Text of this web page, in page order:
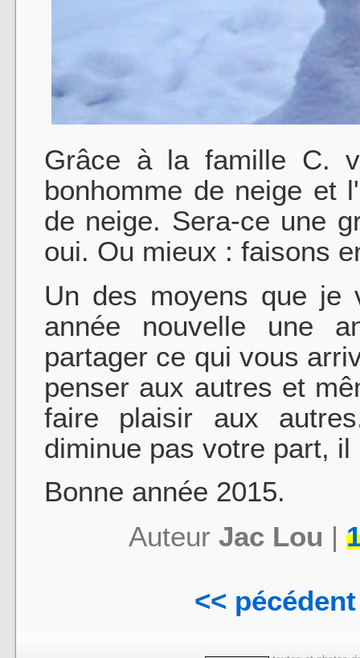
Grâce à la famille C.
bonhomme de neige et
de neige. Sera-ce une
oui. Ou mieux : faisons
Un des moyens que je
année nouvelle une
partager ce qui vous
penser aux autres et
faire plaisir aux
diminue pas votre part, il
Bonne année 2015.
Auteur Jac Lou |
<< pécédent